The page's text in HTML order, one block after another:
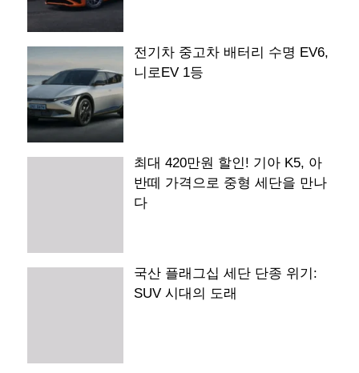
전기차 중고차 배터리 수명 EV6,
니로EV 1등
최대 420만원 할인! 기아 K5, 아
반떼 가격으로 중형 세단을 만나
다
국산 플래그십 세단 단종 위기:
SUV 시대의 도래